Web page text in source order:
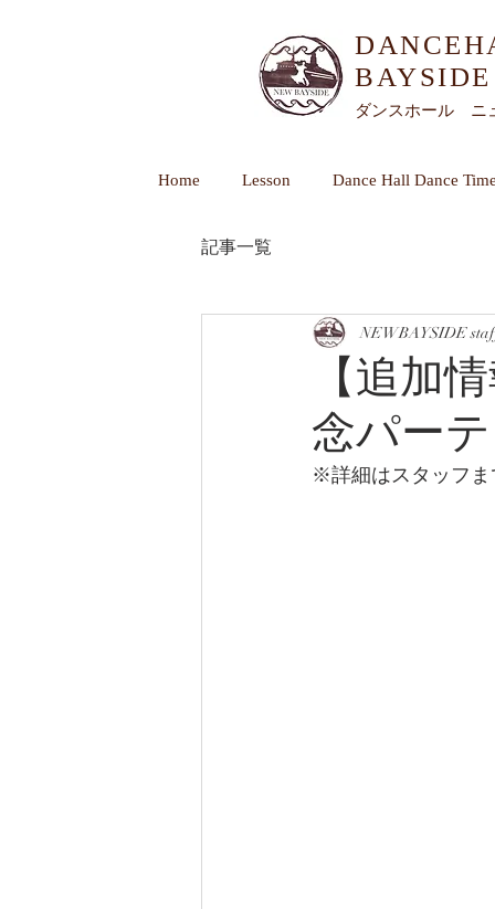
BAYSIDE​
ダンスホール ニ
Home Lesson Dance Hall Dance
記事一覧
【追加
念パー
NEWBAYSIDE
※詳細はスタッフま